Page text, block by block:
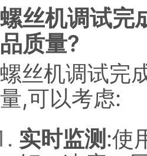
螺丝机调试完
品质量?
螺丝机调试完
量,可以考虑:
实时监测 :使